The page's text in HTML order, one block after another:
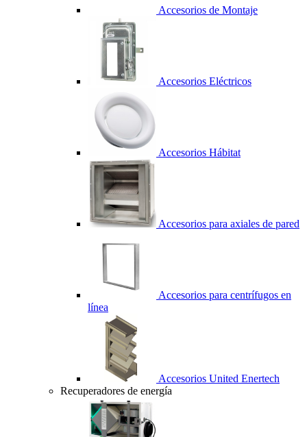
Accesorios de Montaje
Accesorios Eléctricos
Accesorios Hábitat
Accesorios para axiales de pared
Accesorios para centrífugos en
línea
Accesorios United Enertech
Recuperadores de energía